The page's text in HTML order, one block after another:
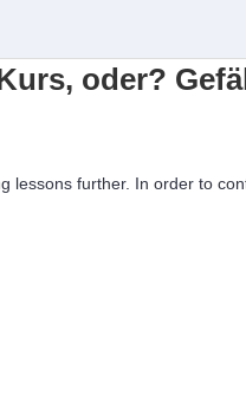
oder?
lessons further. In order to